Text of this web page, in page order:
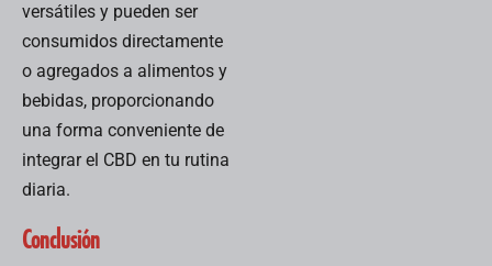
versátiles y pueden ser
consumidos directamente
o agregados a alimentos y
bebidas, proporcionando
una forma conveniente de
integrar el CBD en tu rutina
diaria.
Conclusión